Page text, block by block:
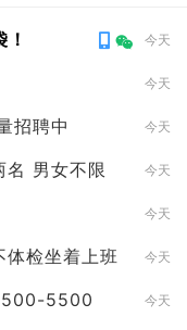
今天
今天
招聘中 今天
名 男女不限 今天
今天
体检坐着上班 今天
5500 今天